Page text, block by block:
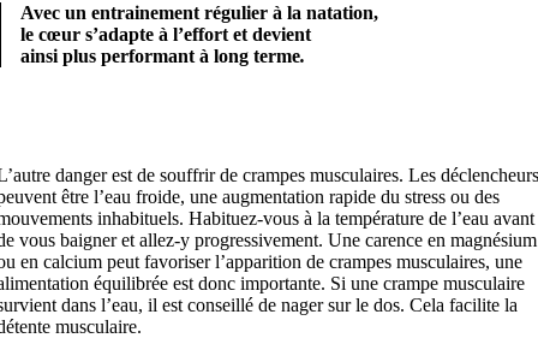
Avec un entrainement régulier à la natation,
le cœur s’adapte à l’effort et devient
ainsi plus performant à long terme.
danger est de souffrir de crampes musculaires. Les
être l’eau froide, une augmentation rapide du stress ou des
inhabituels. Habituez-vous à la température de l’eau avant
vous baigner et allez-y progressivement. Une carence en magnésium
en calcium peut favoriser l’apparition de crampes musculaires, une
équilibrée est donc importante. Si une crampe musculaire
dans l’eau, il est conseillé de nager sur le dos. Cela facilite la
musculaire.